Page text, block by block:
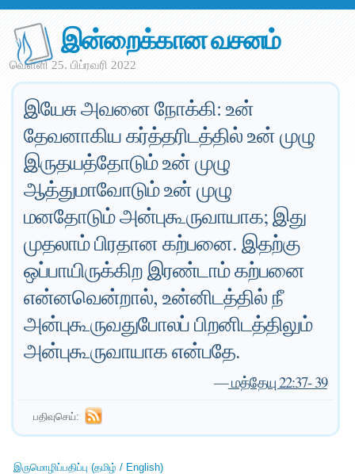
இன்றைக்கான வசனம்
வெள்ளி 25. பிப்ரவரி 2022
இயேசு அவனை நோக்கி: உன்
தேவனாகிய கர்த்தரிடத்தில் உன் முழு
இருதயத்தோடும் உன் முழு
ஆத்துமாவோடும் உன் முழு
மனதோடும் அன்புகூருவாயாக; இது
முதலாம் பிரதான கற்பனை. இதற்கு
ஒப்பாயிருக்கிற இரண்டாம் கற்பனை
என்னவென்றால், உன்னிடத்தில் நீ
அன்புகூருவதுபோலப் பிறனிடத்திலும்
அன்புகூருவாயாக என்பதே.
—மத்தேயு 22:37- 39
பதிவுசெய்:
இருமொழிப்பதிப்பு (தமிழ் / English)